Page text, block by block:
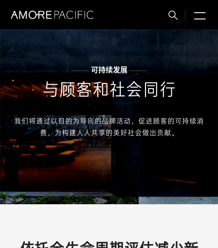
搜
索
可持续发展
与顾客和社会同行
我们将通过以目的为导向的品牌活动，促进顾客的可持续消
费，为构建人人共享的美好社会做出贡献。